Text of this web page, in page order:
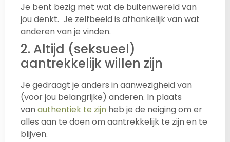
Je bent bezig met wat de buitenwereld van
jou denkt. Je zelfbeeld is afhankelijk van wat
anderen van je vinden.
2. Altijd (seksueel)
aantrekkelijk willen zijn
Je gedraagt je anders in aanwezigheid van
(voor jou belangrijke) anderen. In plaats
vanauthentiek te zijn heb je de neiging om er
alles aan te doen om aantrekkelijk te zijn en te
blijven.